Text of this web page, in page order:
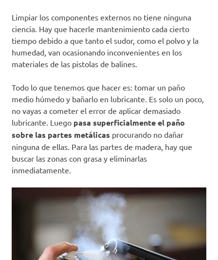
Limpiar los componentes externos no tiene ninguna
ciencia. Hay que hacerle mantenimiento cada cierto
tiempo debido a que tanto el sudor, como el polvo y la
humedad, van ocasionando inconvenientes en los
materiales de las pistolas de balines.
Todo lo que tenemos que hacer es: tomar un paño
medio húmedo y bañarlo en lubricante. Es solo un poco,
no vayas a cometer el error de aplicar demasiado
lubricante. Luego pasa superficialmente el paño
sobre las partes metálicas procurando no dañar
ninguna de ellas. Para las partes de madera, hay que
buscar las zonas con grasa y eliminarlas
inmediatamente.